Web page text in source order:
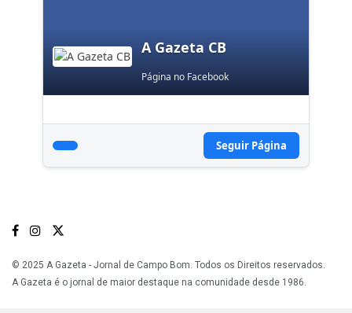
A Gazeta CB
Página no Facebook
Seguir Página
© 2025 A Gazeta - Jornal de Campo Bom. Todos os Direitos reservados.
A Gazeta é o jornal de maior destaque na comunidade desde 1986.